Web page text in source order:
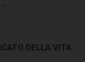
DELLA VITA